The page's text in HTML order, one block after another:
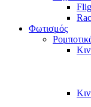
Φωτισμός